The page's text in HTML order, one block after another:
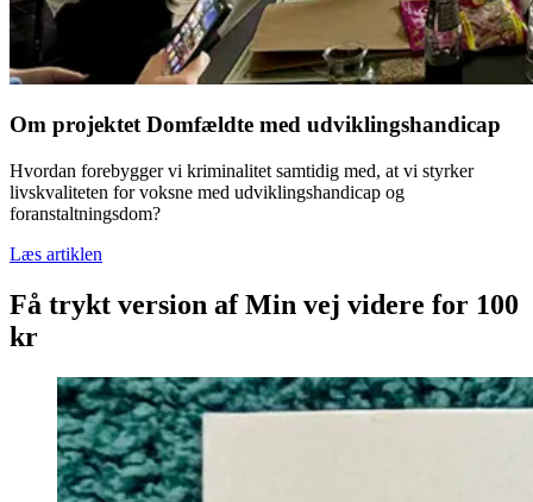
Om projektet Domfældte med udviklingshandicap
Hvordan forebygger vi kriminalitet samtidig med, at vi styrker
livskvaliteten for voksne med udviklingshandicap og
foranstaltningsdom?
Læs artiklen
Få trykt version af Min vej videre for 100
kr